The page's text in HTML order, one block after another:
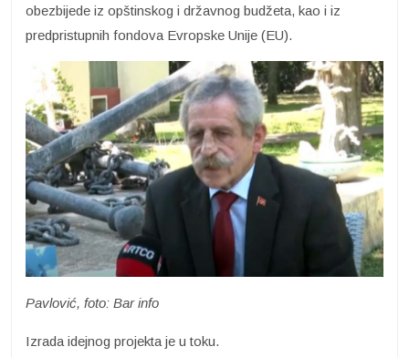
obezbijede iz opštinskog i državnog budžeta, kao i iz
predpristupnih fondova Evropske Unije (EU).
Pavlović, foto: Bar info
Izrada idejnog projekta je u toku.